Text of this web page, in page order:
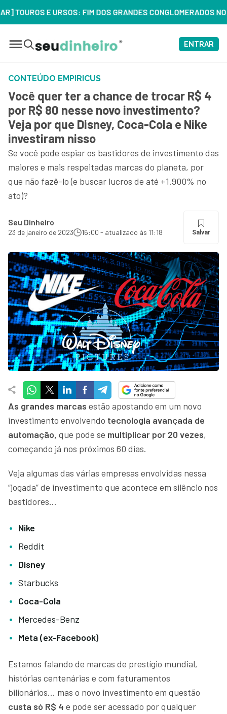
E URSOS:FIM DOS GRANDES CONGLOMERADOS NO
ENTRAR
CONTEÚDO EMPIRICUS
Você quer ter a chance de trocar R$ 4
por R$ 80 nesse novo investimento?
Veja por que Disney, Coca-Cola e Nike
investiram nisso
Se você pode espiar os bastidores de investimento das
maiores e mais respeitadas marcas do planeta, por
que não fazê-lo (e buscar lucros de até +1.900% no
ato)?
Seu Dinheiro
23 de janeiro de 2023 16:00 - atualizado às 11:18 Salvar
As grandes marcas estão apostando em um novo
investimento envolvendo tecnologia avançada de
automação, que pode se multiplicar por 20 vezes,
começando já nos próximos 60 dias.
Veja algumas das várias empresas envolvidas nessa
“jogada” de investimento que acontece em silêncio nos
bastidores…
Nike
Reddit
Disney
Starbucks
Coca-Cola
Mercedes-Benz
Meta (ex-Facebook)
Estamos falando de marcas de prestígio mundial,
histórias centenárias e com faturamentos
bilionários… mas o novo investimento em questão
custa só R$ 4 e pode ser acessado por qualquer